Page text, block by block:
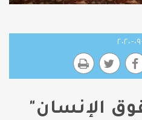
الإنسان"